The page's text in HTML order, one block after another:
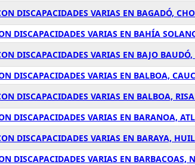
DISCAPACIDADES VARIAS EN BAGADÓ,
DISCAPACIDADES VARIAS EN BAHÍA
DISCAPACIDADES VARIAS EN BAJO
DISCAPACIDADES VARIAS EN BALBOA,
DISCAPACIDADES VARIAS EN BALBOA,
DISCAPACIDADES VARIAS EN BARANOA,
DISCAPACIDADES VARIAS EN BARAYA,
DISCAPACIDADES VARIAS EN BARBACOAS,